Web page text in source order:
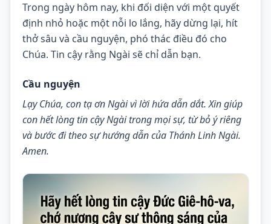
Trong ngày hôm nay, khi đối diện với một quyết
định nhỏ hoặc một nỗi lo lắng, hãy dừng lại, hít
thở sâu và cầu nguyện, phó thác điều đó cho
Chúa. Tin cậy rằng Ngài sẽ chỉ dẫn bạn.
Cầu nguyện
Lạy Chúa, con tạ ơn Ngài vì lời hứa dẫn dắt. Xin giúp
con hết lòng tin cậy Ngài trong mọi sự, từ bỏ ý riêng
và bước đi theo sự hướng dẫn của Thánh Linh Ngài.
Amen.